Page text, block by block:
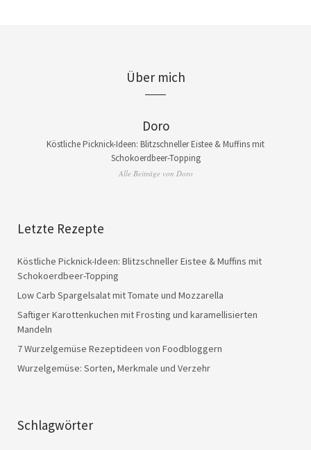
Über mich
Doro
Köstliche Picknick-Ideen: Blitzschneller Eistee & Muffins mit
Schokoerdbeer-Topping
Alle Beiträge von Doro
Letzte Rezepte
Köstliche Picknick-Ideen: Blitzschneller Eistee & Muffins mit
Schokoerdbeer-Topping
Low Carb Spargelsalat mit Tomate und Mozzarella
Saftiger Karottenkuchen mit Frosting und karamellisierten
Mandeln
7 Wurzelgemüse Rezeptideen von Foodbloggern
Wurzelgemüse: Sorten, Merkmale und Verzehr
Schlagwörter